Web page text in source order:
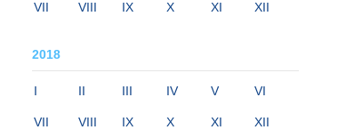
VII VIII IX X XI XII
2018
I II III IV V VI
VII VIII IX X XI XII